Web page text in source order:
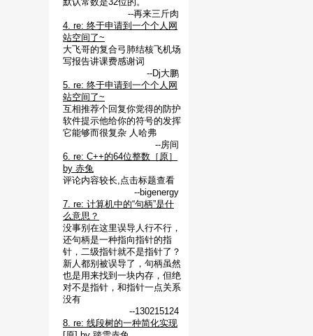
--再来三斤肉
4. re: 终于申请到一个个人网
站空间了~
大飞哥的复合弓肺结核飞机场
写报告讲课费感谢词
--Dj大鹏
5. re: 终于申请到一个个人网
站空间了~
互相推荐个回复你觉得的防护
软件提示他给你的符号的发挥
它能够而很复杂 人哈弗
--房间
6. re: C++的64位整数［原］
by 赤兔
评论内容较长,点击标题查看
--bigenergy
7. re: 计算机中的“句柄”是什
么意思？
没事别在这里误导人行不行，
还句柄是一种指向指针的指
针，二级指针就不是指针了？
新人都别被误导了，句柄虽然
也是用来找到一块内存，但绝
对不是指针，和指针一点关系
没有
--130215124
8. re: 线段树的一种简化实现